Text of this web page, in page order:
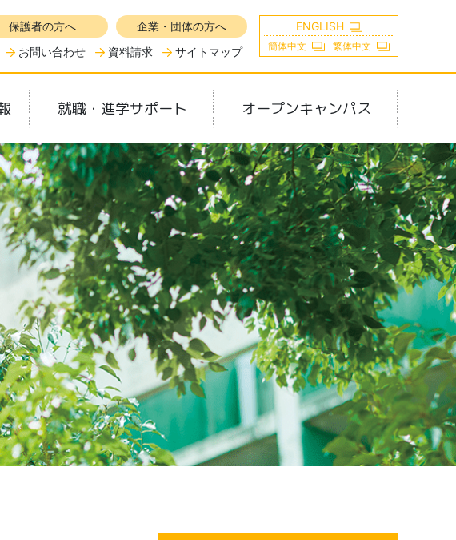
保護者の方へ
企業・団体の方へ
お問い合わせ 資料請求 サイトマップ
ENGLISH
簡体中文 繁体中文
就職・進学サポート オープンキャンパス